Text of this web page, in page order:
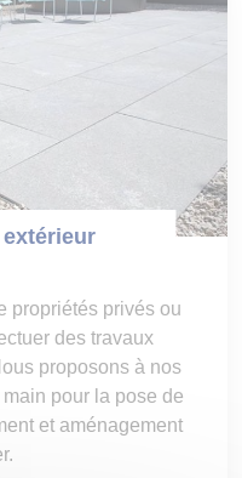
propriétés privés ou
des travaux
proposons à nos
pour la pose de
et aménagement